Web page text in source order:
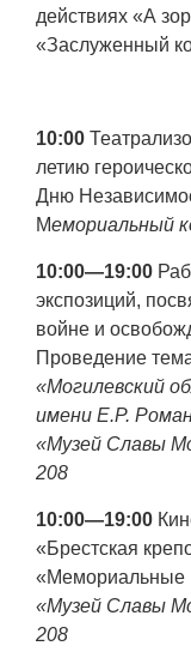
действиях «А
«Заслуженный
10:00
летию
Дню
Мемориальный
10:00—19:00
экспозиций,
войне и
Проведение
«Могилевский
имени Е.Р.
«Музей Славы
208
10:00—19:00
«Брестская
«Мемориальные
«Музей Славы
208